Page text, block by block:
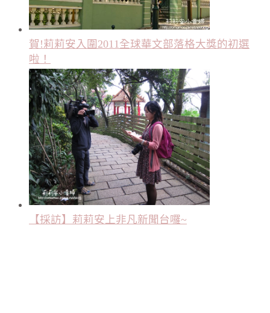
賀!莉莉安入圍2011全球華文部落格大獎的初選
啦！
【採訪】莉莉安上非凡新聞台囉~